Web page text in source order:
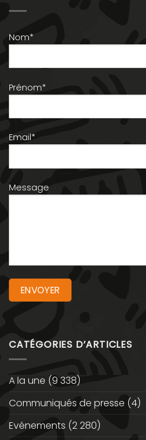
Nom*
Prénom*
Email*
Message
CATÉGORIES D’ARTICLES
A la une (9 338)
Communiqués de presse (4)
Evénements (2 280)